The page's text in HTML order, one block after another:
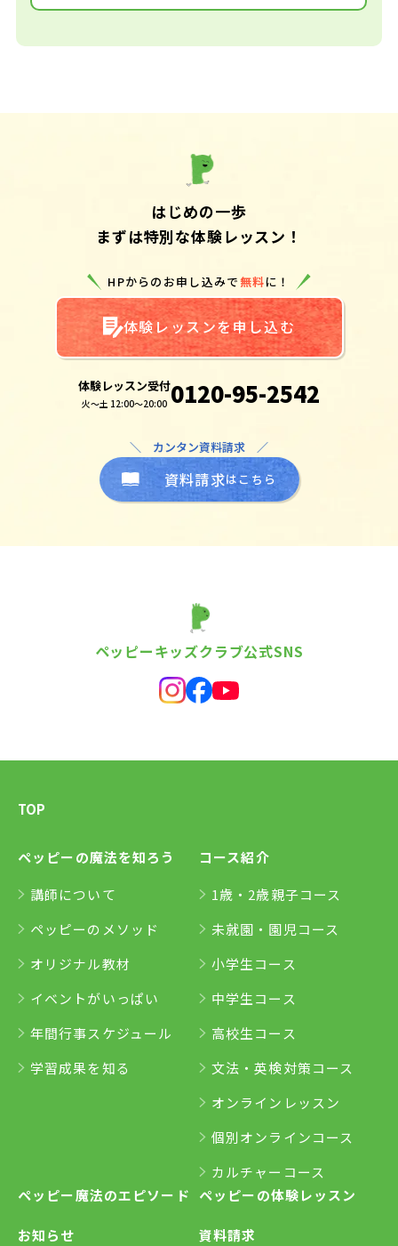
はじめの一歩
まずは特別な体験レッスン！
HPからのお申し込みで無料に！
体験レッスンを申し込む
体験レッスン受付
火～土 12:00～20:00 0120-95-2542
＼ カンタン資料請求 ／
資料請求はこちら
ペッピーキッズクラブ公式SNS
TOP
ペッピーの魔法を知ろう
講師について
ペッピーのメソッド
オリジナル教材
イベントがいっぱい
年間行事スケジュール
学習成果を知る
コース紹介
1歳・2歳親子コース
未就園・園児コース
小学生コース
中学生コース
高校生コース
文法・英検対策コース
オンラインレッスン
個別オンラインコース
カルチャーコース
ペッピー魔法のエピソード
お知らせ
ペッピーの体験レッスン
資料請求